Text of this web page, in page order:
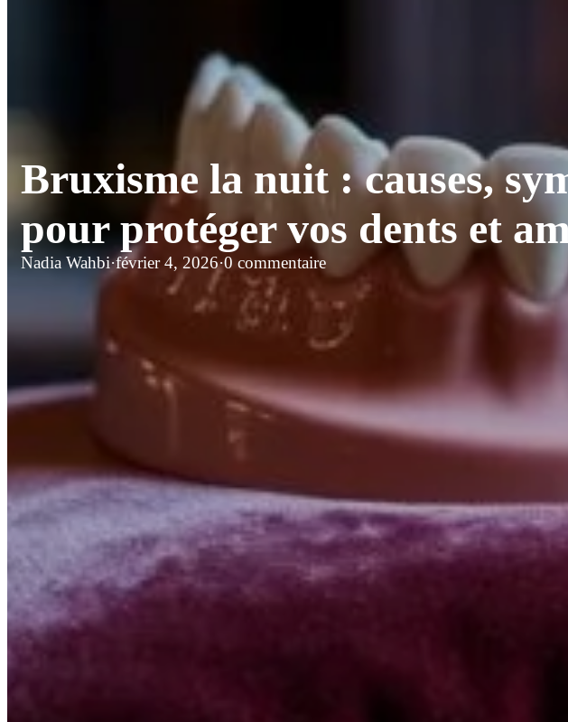
Bruxisme la nuit : causes,
pour protéger vos dents et
Nadia Wahbi·février 4, 2026·0 commentaire